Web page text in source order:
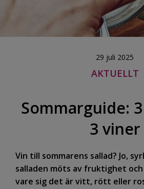
29 juli 2025
AKTUELLT
Sommarguide:
3 viner
Vin till sommarens sallad? Jo,
salladen möts av fruktighet
vare sig det är vitt, rött eller